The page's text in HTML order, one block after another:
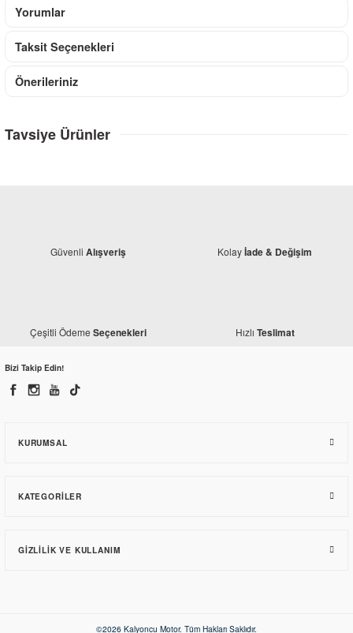
Yorumlar
Taksit Seçenekleri
Önerileriniz
Tavsiye Ürünler
Güvenli Alışveriş Kolayİade & Değişim
Çeşitli Ödeme Seçenekleri Hızlı Teslimat
Bizi Takip Edin!
KURUMSAL
KATEGORILER
GIZLILIK VE KULLANIM
©2026 Kalyoncu Motor. Tüm Hakları Saklıdır.